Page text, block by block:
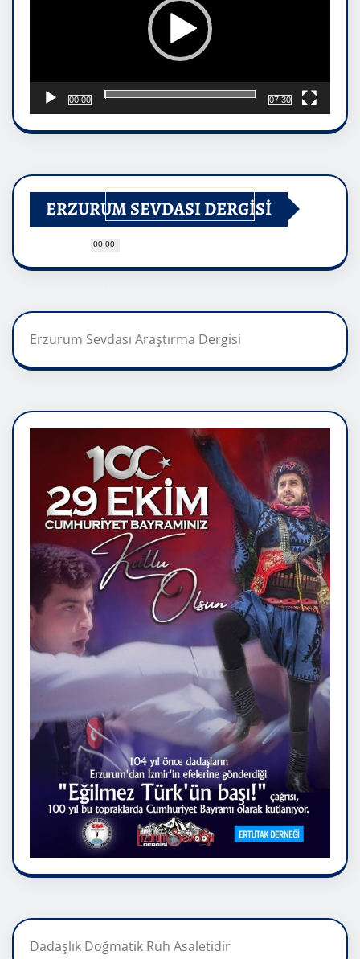
00:00
00:00
07:30
ERZURUM SEVDASI DERGİSİ
Erzurum Sevdası Araştırma Dergisi
Dadaşlık Doğmatik Ruh Asaletidir